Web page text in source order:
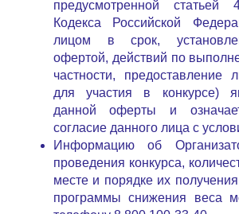
предусмотренной статьей
Кодекса Российской
лицом в срок,
офертой, действий по
частности, предоставление
для участия в конкурсе)
данной оферты и
согласие данного лица с
Информацию об
проведения конкурса,
месте и порядке их
программы снижения веса